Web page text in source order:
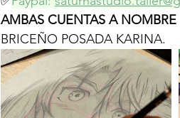
AMBAS CUENTAS A NOMBRE
BRICEÑO POSADA KARINA.